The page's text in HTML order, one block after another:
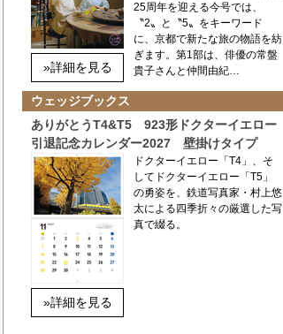
»詳細を見る
25周年を迎える今号では、
〝2〟と〝5〟をキーワード
に、京都で新たな旅の物語を紡
ぎます。第1部は、俳優の常盤
貴子さんと仲間由紀…
ウェッジブックス
ありがとうT4&T5 923形ドクターイエロー
引退記念カレンダー2027 壁掛けタイプ
»詳細を見る
ドクターイエロー「T4」、そ
してドクターイエロー「T5」
の勇姿を、鉄道写真家・村上悠
太による四季折々の厳選した写
真で綴る。